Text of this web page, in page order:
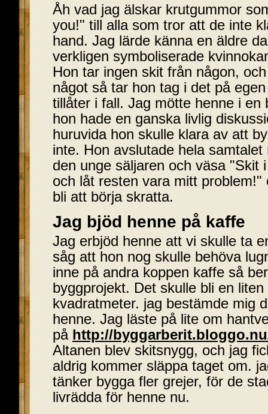
Åh vad jag älskar krutgummor
you!" till alla som tror att de inte
hand. Jag lärde känna en äldre
verkligen symboliserade
Hon tar ingen skit från någon,
något så tar hon tag i det på
tillåter i fall. Jag mötte henne i en
hon hade en ganska livlig
huruvida hon skulle klara av att
inte. Hon avslutade hela
den unge säljaren och väsa "Skit
och låt resten vara mitt problem!"
bli att börja skratta.
Jag bjöd henne på kaffe
Jag erbjöd henne att vi skulle ta
såg att hon nog skulle behöva
inne på andra koppen kaffe så
byggprojekt. Det skulle bli en
kvadratmeter. jag bestämde mig
henne. Jag läste på lite om
på http://
Altanen blev skitsnygg, och jag
aldrig kommer släppa taget om.
tänker bygga fler grejer, för de
livrädda för henne nu.